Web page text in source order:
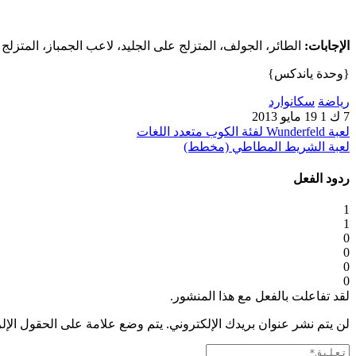
الإجابات: الطائر، الجولف، المتزلج على الجليد، لاعب الجمباز، المتزلج
{وحدة ياندكس}
رياضة سكانوارد
7 ك
1 19 مايو 2013
لعبة Wunderfeld لفئة الكوب متعدد اللغات
لعبة الشريط المطاطي (مخطط)
ردود الفعل
1
1
0
0
0
0
لقد تفاعلت بالفعل مع هذا المنشور.
لن يتم نشر عنوان بريدك الإلكتروني. يتم وضع علامة على الحقول